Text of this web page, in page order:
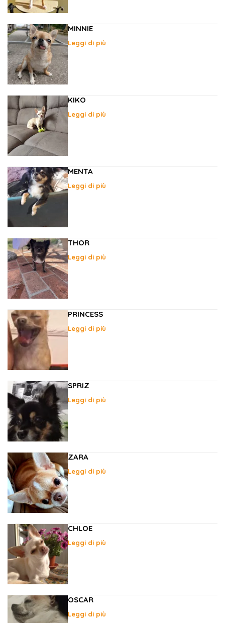
MINNIE
Leggi di più
KIKO
Leggi di più
MENTA
Leggi di più
THOR
Leggi di più
PRINCESS
Leggi di più
SPRIZ
Leggi di più
ZARA
Leggi di più
CHLOE
Leggi di più
OSCAR
Leggi di più